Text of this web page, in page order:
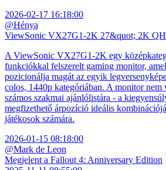
2026-02-17 16:18:00
@Hénya
ViewSonic VX27G1-2K 27&quot; 2K
A ViewSonic VX27G1-2K egy
funkciókkal felszerelt gaming monitor,
pozicionálja magát az egyik
colos, 1440p kategóriában. A monitor nem
számos szakmai ajánlólistára - a
megfizethető árpozíció ideális
játékosok számára.
2026-01-15 08:18:00
@Mark de Leon
Megjelent a Fallout 4: Anniversary Edition